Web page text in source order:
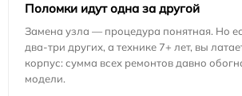
Поломки идут одна за другой
Замена узла — процедура понятная. Но
два-три других, а технике 7+ лет, вы
корпус: сумма всех ремонтов давно
модели.